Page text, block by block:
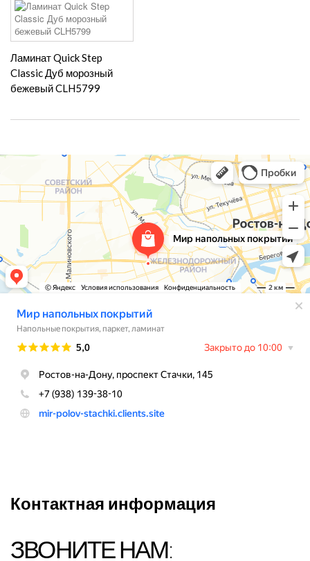
Ламинат Quick Step
Classic Дуб морозный
бежевый CLH5799
Контактная информация
ЗВОНИТЕ НАМ: